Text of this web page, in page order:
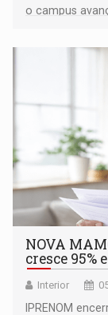
o campus
NOVA
cresce 95%
Interior
IPRENOM